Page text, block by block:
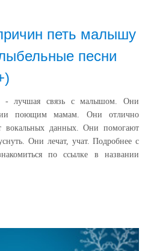
петь малышу
песни
- лучшая связь с малышом. Они
поющим мамам. Они отлично
вокальных данных. Они помогают
Они лечат, учат. Подробнее с
по ссылке в названии